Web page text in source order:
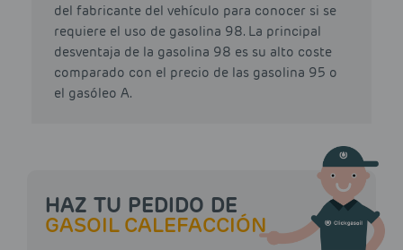
del fabricante del vehículo para conocer si se
requiere el uso de gasolina 98. La principal
desventaja de la gasolina 98 es su alto coste
comparado con el precio de las gasolina 95 o
el gasóleo A.
HAZ TU PEDIDO DE
GASOIL CALEFACCIÓN